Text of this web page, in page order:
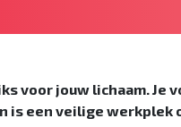
voor jouw lichaam. Je
is een veilige